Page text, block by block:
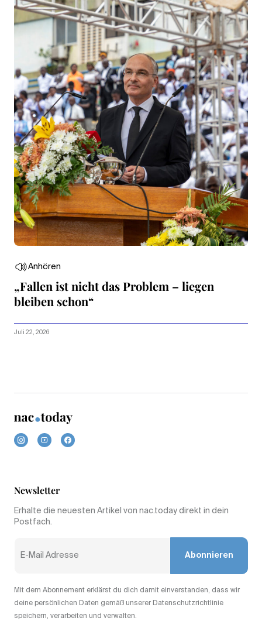
Anhören
„Fallen ist nicht das Problem – liegen
bleiben schon“
Juli 22, 2026
Newsletter
Erhalte die neuesten Artikel von nac.today direkt in dein
Postfach.
Abonnieren
Mit dem Abonnement erklärst du dich damit einverstanden, dass wir
deine persönlichen Daten gemäß unserer Datenschutzrichtlinie
speichern, verarbeiten und verwalten.